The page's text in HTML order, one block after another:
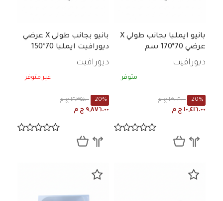
بانيو ايمليا بجانب طولي X
عرضي 70*170 سم
ديورافيت
متوفر
١٣,٠٢٠.٠٠ ج م -20%
١٠,٤١٦.٠٠ ج م
بانيو بجانب طولي X عرضي
ديورافيت ايمليا 70*150
سم ابيض
ديورافيت
غير متوفر
١٢,٣٤٥.٠٠ ج م -20%
٩,٨٧٦.٠٠ ج م